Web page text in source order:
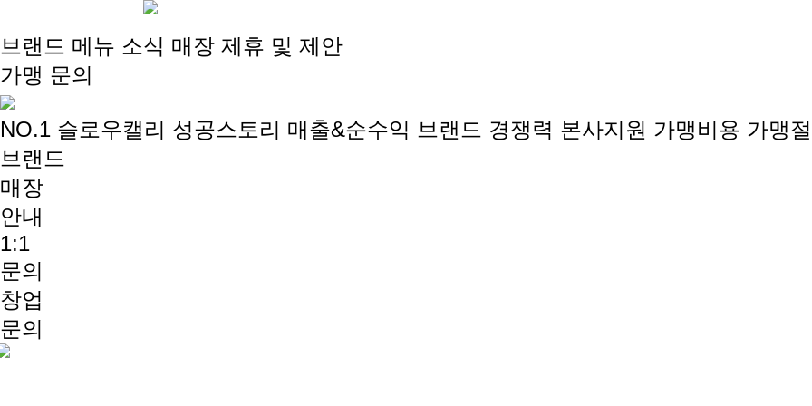
브랜드 메뉴 소식 매장 제휴 및 제안
가맹 문의
NO.1 슬로우캘리 성공스토리 매출&순수익 브랜드 경쟁력 본사지원 가맹비용 가맹
브랜드
매장
안내
1:1
문의
창업
문의